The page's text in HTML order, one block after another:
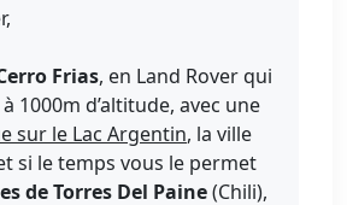
Frias, en Land Rover qui
1000m d’altitude, avec une
sur le Lac Argentin, la ville
si le temps vous le permet
de Torres Del Paine(Chili),